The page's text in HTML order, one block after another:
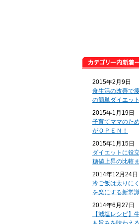
2015年2月9日
食生活の改善で
の簡単ダイエッ
2015年1月19日
子育てママのた
がＯＰＥＮ！
2015年1月15日
ダイエットに役
糖値上昇の比較
2014年12月24日
冷ご飯は太りに
を楽にする新常
2014年6月27日
【減塩レシピ】